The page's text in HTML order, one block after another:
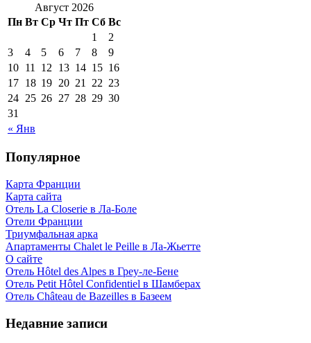
Август 2026
Пн Вт Ср Чт Пт Сб Вс
« Янв
1
2
3
4 5 6 7 8
9
10 11 12 13 14 15 16
17 18 19 20 21 22 23
24 25 26 27 28 29 30
31
Популярное
Карта Франции
Карта сайта
Отель La Closerie в Ла-Боле
Отели Франции
Триумфальная арка
Апартаменты Chalet le Peille в Ла-Жьетте
О сайте
Отель Hôtel des Alpes в Греу-ле-Бене
Отель Petit Hôtel Confidentiel в Шамберах
Отель Château de Bazeilles в Базеем
Недавние записи